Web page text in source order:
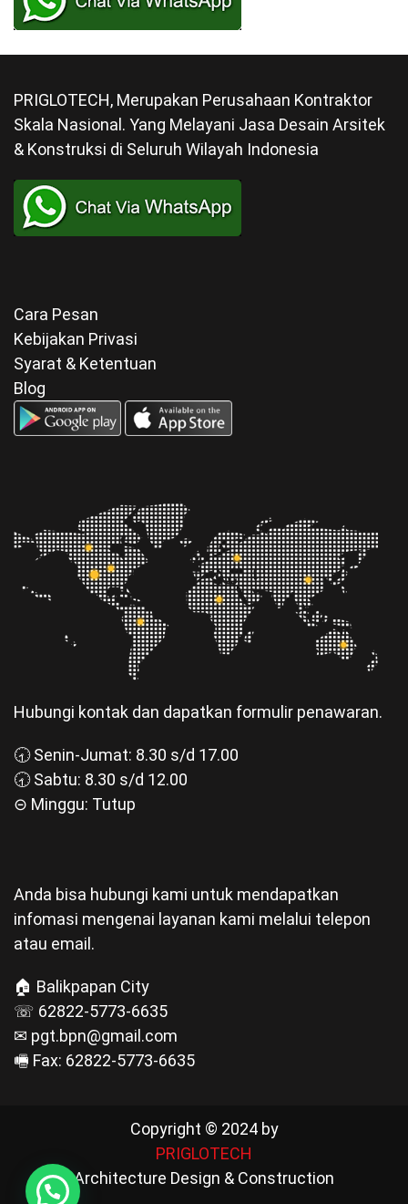
PRIGLOTECH, Merupakan Perusahaan Kontraktor
Skala Nasional. Yang Melayani Jasa Desain Arsitek
& Konstruksi di Seluruh Wilayah Indonesia
Cara Pesan
Kebijakan Privasi
Syarat & Ketentuan
Blog
Hubungi kontak dan dapatkan formulir penawaran.
🕣 Senin-Jumat: 8.30 s/d 17.00
🕣 Sabtu: 8.30 s/d 12.00
⊝ Minggu: Tutup
Anda bisa hubungi kami untuk mendapatkan
infomasi mengenai layanan kami melalui telepon
atau email.
🏠 Balikpapan City
☏ 62822-5773-6635
✉ pgt.bpn@gmail.com
🖷 Fax: 62822-5773-6635
Copyright © 2024 by
PRIGLOTECH
Architecture Design & Construction